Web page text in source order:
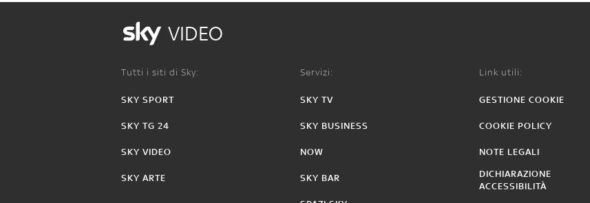
VIDEO
Tutti i siti di Sky:
SKY SPORT
SKY TG 24
SKY VIDEO
SKY ARTE
Servizi:
SKY TV
SKY BUSINESS
NOW
SKY BAR
Link utili:
GESTIONE COOKIE
COOKIE POLICY
NOTE LEGALI
DICHIARAZIONE
ACCESSIBILITÀ